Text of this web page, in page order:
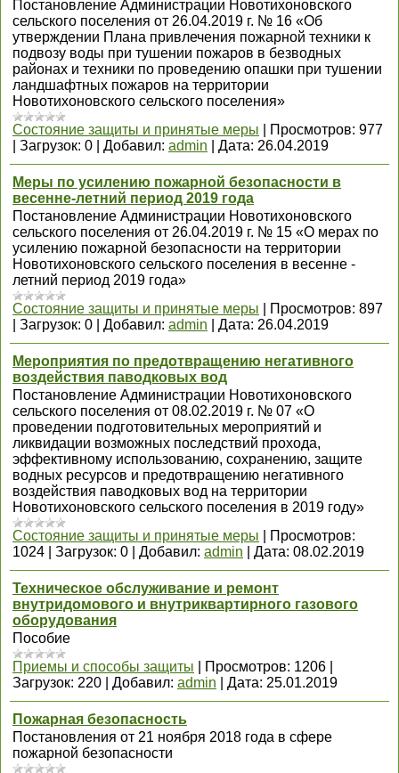
Постановление Администрации Новотихоновского
сельского поселения от 26.04.2019 г. № 16 «Об
утверждении Плана привлечения пожарной техники к
подвозу воды при тушении пожаров в безводных
районах и техники по проведению опашки при тушении
ландшафтных пожаров на территории
Новотихоновского сельского поселения»
Состояние защиты и принятые меры
Просмотров: 977
Загрузок: 0 Добавил: admin Дата: 26.04.2019
Меры по усилению пожарной безопасности в
весенне-летний период 2019 года
Постановление Администрации Новотихоновского
сельского поселения от 26.04.2019 г. № 15 «О мерах по
усилению пожарной безопасности на территории
Новотихоновского сельского поселения в весенне -
летний период 2019 года»
Состояние защиты и принятые меры
Просмотров: 897
Загрузок: 0 Добавил: admin Дата: 26.04.2019
Мероприятия по предотвращению негативного
воздействия паводковых вод
Постановление Администрации Новотихоновского
сельского поселения от 08.02.2019 г. № 07 «О
проведении подготовительных мероприятий и
ликвидации возможных последствий прохода,
эффективному использованию, сохранению, защите
водных ресурсов и предотвращению негативного
воздействия паводковых вод на территории
Новотихоновского сельского поселения в 2019 году»
Состояние защиты и принятые меры
Просмотров:
1024
Загрузок: 0 Добавил: admin Дата: 08.02.2019
Техническое обслуживание и ремонт
внутридомового и внутриквартирного газового
оборудования
Пособие
Приемы и способы защиты
Просмотров: 1206
Загрузок: 220 Добавил: admin Дата: 25.01.2019
Пожарная безопасность
Постановления от 21 ноября 2018 года в сфере
пожарной безопасности